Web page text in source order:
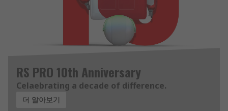
RS PRO 10th Anniversary
Celaebrating a decade of difference.
더 알아보기